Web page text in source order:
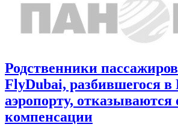
Родственники
FlyDubai, разбившегося в
аэропорту, отказываются
компенсации